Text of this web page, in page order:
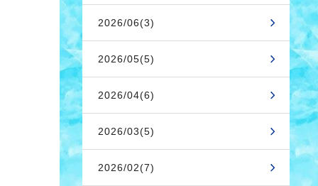
2026/06(3)
2026/05(5)
2026/04(6)
2026/03(5)
2026/02(7)